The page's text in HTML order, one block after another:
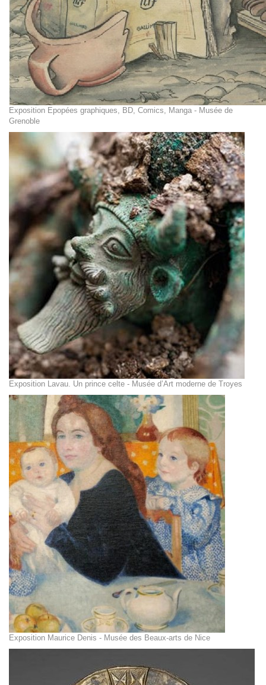
Exposition Epopées graphiques, BD, Comics, Manga - Musée de
Grenoble
Exposition Lavau. Un prince celte - Musée d’Art moderne de Troyes
Exposition Maurice Denis - Musée des Beaux-arts de Nice